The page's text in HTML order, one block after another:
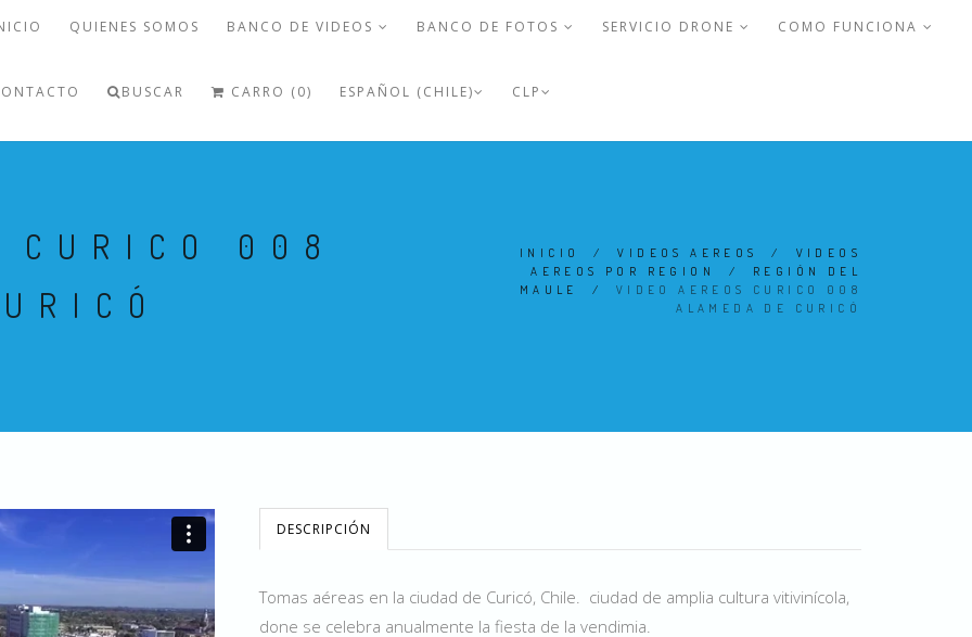
QUIENES SOMOS BANCO DE VIDEOS BANCO DE FOTOS SERVICIO DRONE COMO FUNCIONA
BUSCAR CARRO (0) ESPAÑOL (CHILE) CLP
CURICO 008
INICIO /VIDEOS AEREOS / VIDEOS
AEREOS POR REGION
/ REGIÓN DEL
MAULE
/ VIDEO AEREOS CURICO 008
ALAMEDA DE CURICÓ
DESCRIPCIÓN
Tomas aéreas en la ciudad de Curicó, Chile. ciudad de amplia cultura vitivinícola,
done se celebra anualmente la fiesta de la vendimia.